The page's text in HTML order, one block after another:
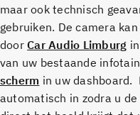
maar ook technisch
gebruiken. De camera
doorCar Audio Limburg
van uw bestaande
scherm in uw dashboard.
automatisch in zodra u